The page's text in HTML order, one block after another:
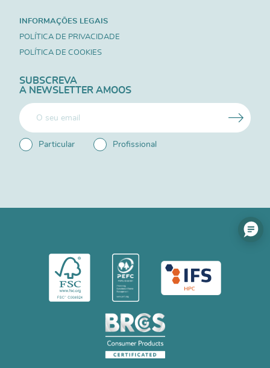
INFORMAÇÕES LEGAIS
POLÍTICA DE PRIVACIDADE
POLÍTICA DE COOKIES
SUBSCREVA
A NEWSLETTER AMOOS
Particular Profissional